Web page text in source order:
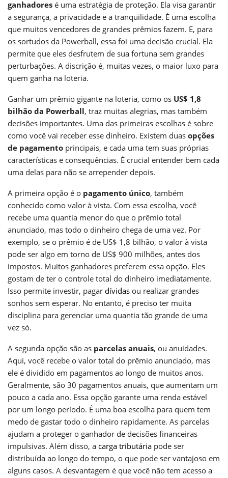
ganhadores é uma estratégia de proteção. Ela visa garantir
a segurança, a privacidade e a tranquilidade. É uma escolha
que muitos vencedores de grandes prêmios fazem. E, para
os sortudos da Powerball, essa foi uma decisão crucial. Ela
permite que eles desfrutem de sua fortuna sem grandes
perturbações. A discrição é, muitas vezes, o maior luxo para
quem ganha na loteria.
Ganhar um prêmio gigante na loteria, como os US$ 1,8
bilhão da Powerball, traz muitas alegrias, mas também
decisões importantes. Uma das primeiras escolhas é sobre
como você vai receber esse dinheiro. Existem duas opções
de pagamento principais, e cada uma tem suas próprias
características e consequências. É crucial entender bem cada
uma delas para não se arrepender depois.
A primeira opção é o pagamento único, também
conhecido como valor à vista. Com essa escolha, você
recebe uma quantia menor do que o prêmio total
anunciado, mas todo o dinheiro chega de uma vez. Por
exemplo, se o prêmio é de US$ 1,8 bilhão, o valor à vista
pode ser algo em torno de US$ 900 milhões, antes dos
impostos. Muitos ganhadores preferem essa opção. Eles
gostam de ter o controle total do dinheiro imediatamente.
Isso permite investir, pagar dívidas ou realizar grandes
sonhos sem esperar. No entanto, é preciso ter muita
disciplina para gerenciar uma quantia tão grande de uma
vez só.
A segunda opção são as parcelas anuais, ou anuidades.
Aqui, você recebe o valor total do prêmio anunciado, mas
ele é dividido em pagamentos ao longo de muitos anos.
Geralmente, são 30 pagamentos anuais, que aumentam um
pouco a cada ano. Essa opção garante uma renda estável
por um longo período. É uma boa escolha para quem tem
medo de gastar todo o dinheiro rapidamente. As parcelas
ajudam a proteger o ganhador de decisões financeiras
impulsivas. Além disso, a carga tributária pode ser
distribuída ao longo do tempo, o que pode ser vantajoso em
alguns casos. A desvantagem é que você não tem acesso a